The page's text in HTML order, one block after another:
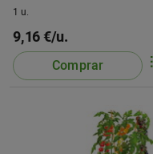
1 u.
9,16 €/u.
Comprar